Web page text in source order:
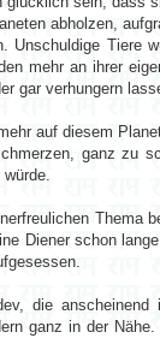
abholzen,
Unschuldige Tiere
mehr an ihrer
gar verhungern
auf diesem
ganz zu
Thema
Diener schon
die
ganz in der